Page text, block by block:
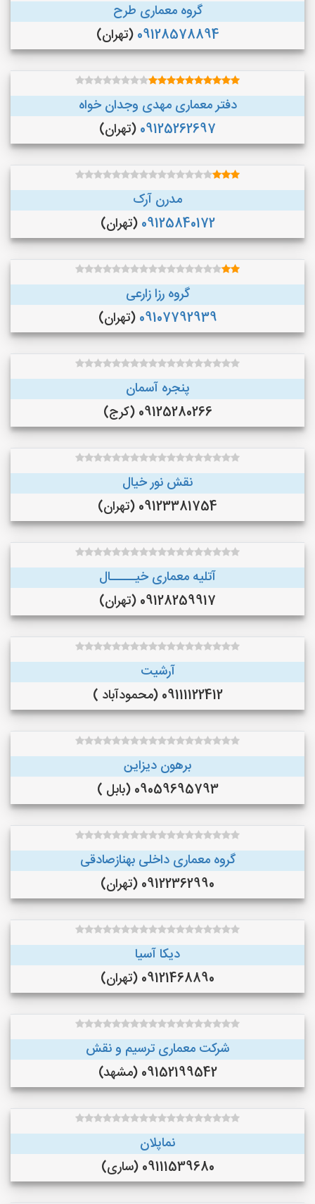
گروه معماری طرح
09128578894 (تهران)
دفتر معماری مهدی وجدان خواه
09125262697 (تهران)
مدرن آرک
09125840172 (تهران)
گروه رزا زارعی
09107792939 (تهران)
پنجره آسمان
09125280266 (کرج)
نقش نور خیال
09123381754 (تهران)
آتلیه معماری خیـــــال
09128259917 (تهران)
آرشیت
09111122412 (محمودآباد )
برهون دیزاین
09059695793 (بابل )
گروه معماری داخلی بهنازصادقی
09122362990 (تهران)
دیکا آسیا
09121468890 (تهران)
شرکت معماری ترسیم و نقش
09152199542 (مشهد)
نماپلان
09111539680 (ساری)